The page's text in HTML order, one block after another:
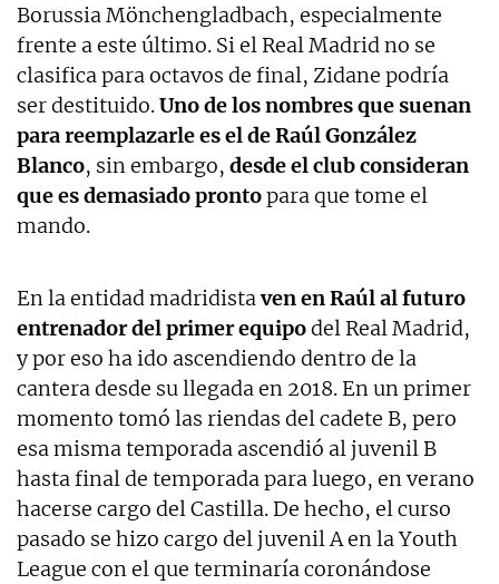
Borussia Mönchengladbach, especialmente
frente a este último. Si el Real Madrid no se
clasifica para octavos de final, Zidane podría
ser destituido.Uno de los nombres que suenan
para reemplazarle es el de Raúl González
Blanco, sin embargo, desde el club consideran
que es demasiado prontopara que tome el
mando.
En la entidad madridistaven en Raúl al futuro
entrenador del primer equipodel Real Madrid,
y por eso ha ido ascendiendo dentro de la
cantera desde su llegada en 2018. En un primer
momento tomó las riendas del cadete B, pero
esa misma temporada ascendió al juvenil B
hasta final de temporada para luego, en verano
hacerse cargo del Castilla. De hecho, el curso
pasado se hizo cargo del juvenil A en la Youth
League con el que terminaría coronándose